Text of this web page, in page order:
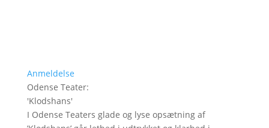
Anmeldelse
Odense Teater:
'Klodshans'
I Odense Teaters glade og lyse opsætning af